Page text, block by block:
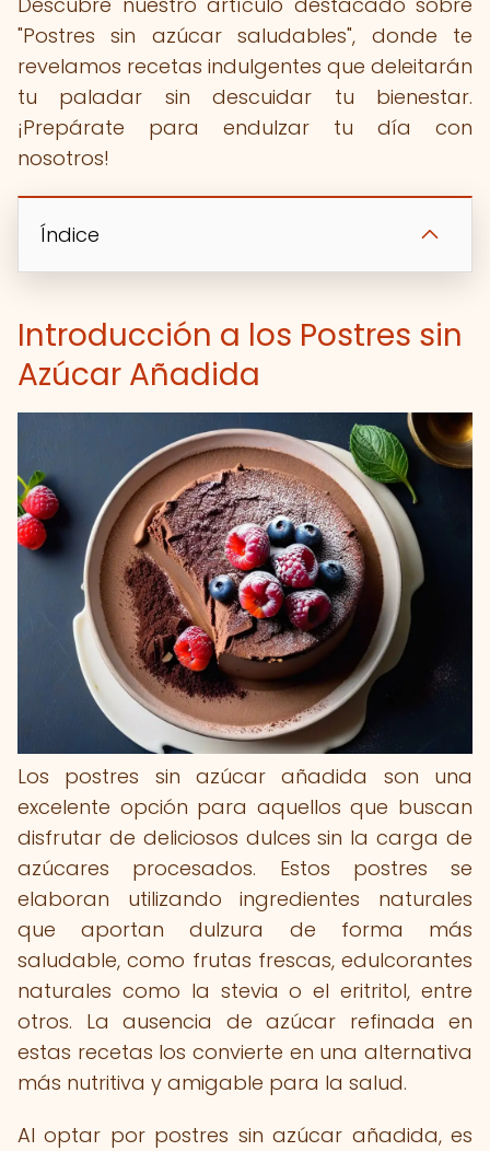
"Postres sin azúcar saludables", donde te
revelamos recetas indulgentes que deleitarán
tu paladar sin descuidar tu bienestar.
¡Prepárate para endulzar tu día con
nosotros!
Índice
Introducción a los Postres sin
Azúcar Añadida
Los postres sin azúcar añadida son una
excelente opción para aquellos que buscan
disfrutar de deliciosos dulces sin la carga de
azúcares procesados. Estos postres se
elaboran utilizando ingredientes naturales
que aportan dulzura de forma más
saludable, como frutas frescas, edulcorantes
naturales como la stevia o el eritritol, entre
otros. La ausencia de azúcar refinada en
estas recetas los convierte en una alternativa
más nutritiva y amigable para la salud.
Al optar por postres sin azúcar añadida, es